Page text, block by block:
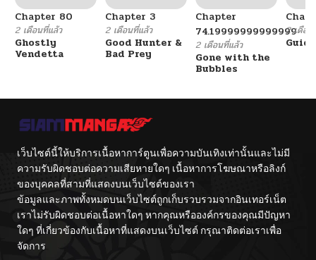
Chapter 80
2 เดือนที่แล้ว
Ghostly
Vendetta
Chapter 3
2 เดือนที่แล้ว
Good Hunter &
Bad Prey
Chapter
74.19999999999999
2 เดือนที่แล้ว
Gone with the
Bubbles
2 เดือน
เว็บไซต์นี้ให้บริการเนื้อหาการ์ตูนเพื่อความบันเทิงเท่านั้นและไม่มี
ความรับผิดชอบต่อความเสียหายใดๆ เนื้อหาการโฆษณาหรือลิงก์
ของบุคคลที่สามที่แสดงบนเว็บไซต์ของเรา
ข้อมูลและภาพทั้งหมดบนเว็บไซต์ถูกเก็บรวบรวมจากอินเทอร์เน็ต
เราไม่รับผิดชอบต่อเนื้อหาใดๆ หากคุณหรือองค์กรของคุณมีปัญหา
ใดๆ ที่เกี่ยวข้องกับเนื้อหาที่แสดงบนเว็บไซต์ กรุณาติดต่อเราเพื่อ
จัดการ